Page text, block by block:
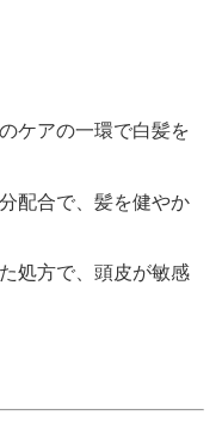
ケアの一環で白髪を
配合で、髪を健やか
処方で、頭皮が敏感